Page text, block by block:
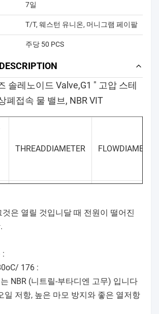
7일
T/T, 웨스턴 유니온, 머니그램 페이팔
주당 50 PCS
솔레노이드 Valve,G1 " 고압 스테
폐접속 물 밸브, NBR VIT
THREADDIAMETER FLOWDIAMETER
20 밀리미터 13 밀리미터
25 밀리미터 20 밀리미터
은 열릴 것입니달 때 전원이 떨어진
:
176 :
NBR (니트릴-부타디엔 고무) 입니다
일 저항, 높은 마모 방지와 좋은 열저항